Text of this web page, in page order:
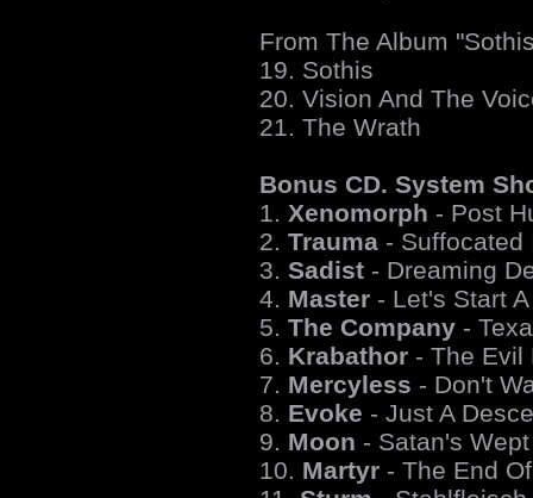
From The Album
19. Sothis
20. Vision And The
21. The Wrath
Bonus CD. System
1. Xenomorph - Post
2. Trauma - Suffocated
3. Sadist - Dreaming
4. Master - Let's Start
5. The Company -
6. Krabathor - The Evil
7. Mercyless - Don't
8. Evoke - Just A
9. Moon - Satan's Wept
10. Martyr - The End